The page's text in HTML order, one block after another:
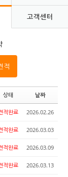
고객센터
적
상태 날짜
적완료 2026.02.26
적완료 2026.03.03
적완료 2026.03.09
적완료 2026.03.13